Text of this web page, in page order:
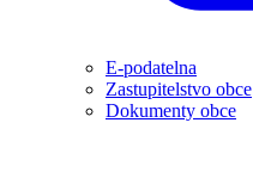
E-podatelna
Zastupitelstvo obce
Dokumenty obce